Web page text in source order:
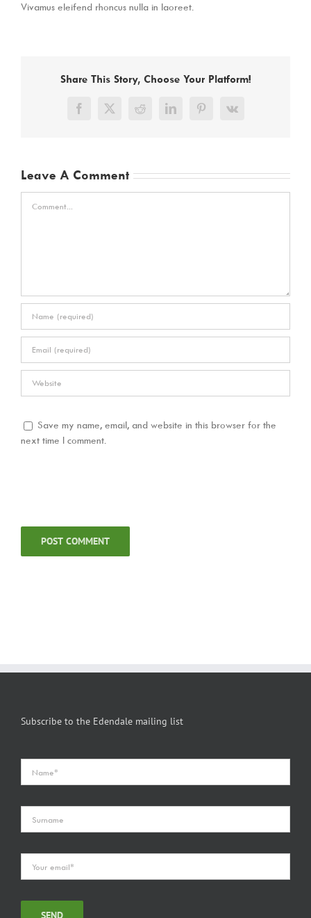
Vivamus eleifend rhoncus nulla in laoreet.
Share This Story, Choose Your Platform!
Facebook
X RedditLinkedInPinterest
Vk
Leave A Comment
Save my name, email, and website in this browser for the
next time I comment.
Subscribe to the Edendale mailing list